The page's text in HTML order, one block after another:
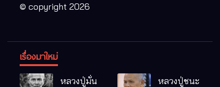
© copyright 2026
เรื่องมาใหม่
หลวงปู่มั่น
หลวงปู่ชนะ